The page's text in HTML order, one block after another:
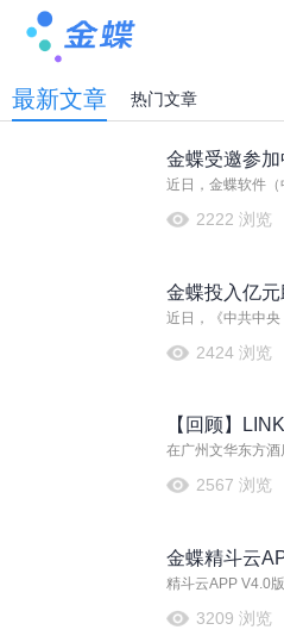
最新文章 热门文章
金蝶受邀参
会，共创产
近日，金蝶软件（
2023年度生态合
价值。
2222 浏览
金蝶投入亿元
近日，《中共中央
是高质量发展的
型。
2424 浏览
【回顾】
解密移动“互
在广州文华东方
得圆满成功。
2567 浏览
金蝶精斗云
财务这块地？
精斗云APP V4.0
口，针对移动记
3209 浏览